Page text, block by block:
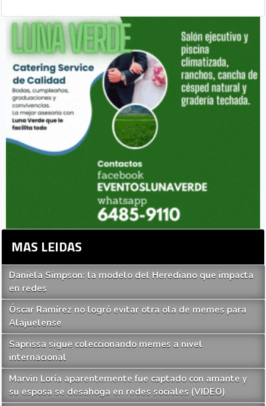
MAS LEIDAS
Daniela Simpson: la modelo del Herediano que impacta
en redes
Óscar Ramírez no logró evitar otra ola de memes para
Alajuelense
Saprissa sigue coleccionando memes a nivel
internacional
Marvin Loría aparentemente fue captado con amante y
su esposa se desahoga en redes sociales (VIDEO)